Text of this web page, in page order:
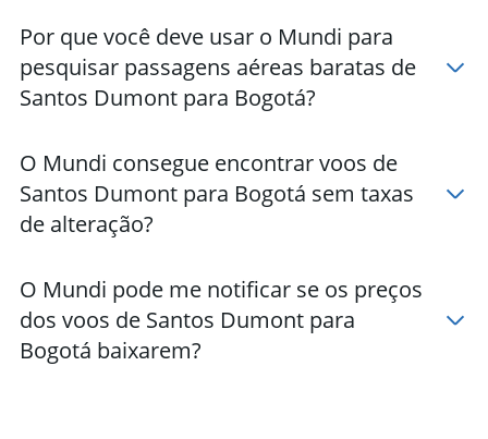
Hotéis em Santa Marta
Hotéis em Pereira
Hotéis em Bucaramanga
Hotéis em Manizales
Por que você deve usar o Mundi para
pesquisar passagens aéreas baratas de
Santos Dumont para Bogotá?
O Mundi consegue encontrar voos de
Santos Dumont para Bogotá sem taxas
de alteração?
O Mundi pode me notificar se os preços
dos voos de Santos Dumont para
Bogotá baixarem?